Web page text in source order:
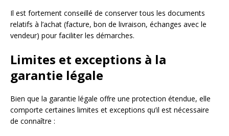
Il est fortement conseillé de conserver tous les documents
relatifs à l’achat (facture, bon de livraison, échanges avec le
vendeur) pour faciliter les démarches.
Limites et exceptions à la
garantie légale
Bien que la garantie légale offre une protection étendue, elle
comporte certaines limites et exceptions qu’il est nécessaire
de connaître :